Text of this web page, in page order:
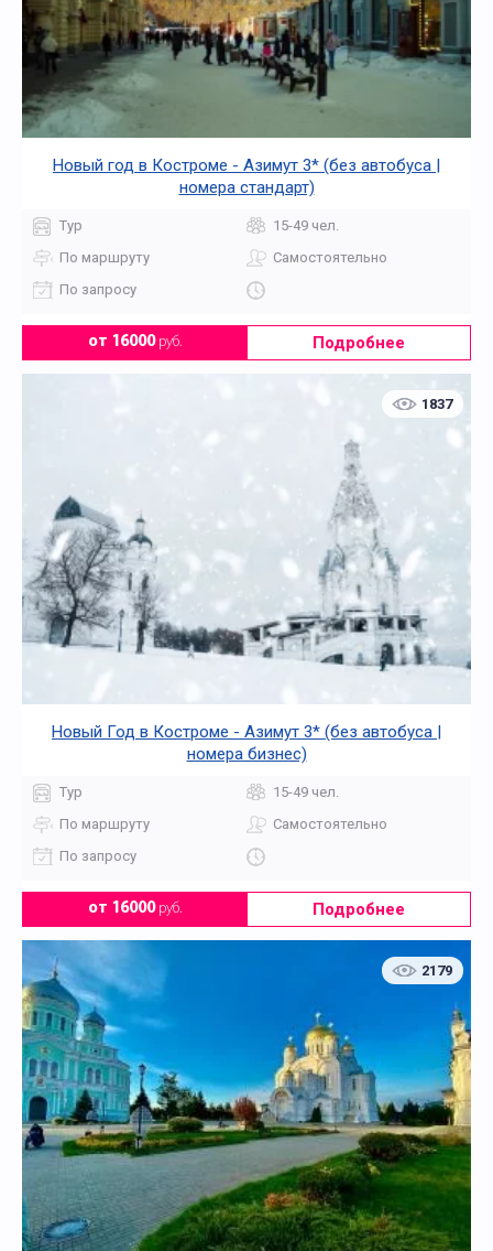
Новый год в Костроме - Азимут 3* (без автобуса |
номера стандарт)
Тур
15-49 чел.
По маршруту
Самостоятельно
По запросу
от 16000руб. Подробнее
1837
Новый Год в Костроме - Азимут 3* (без автобуса |
номера бизнес)
Тур
15-49 чел.
По маршруту
Самостоятельно
По запросу
от 16000руб. Подробнее
2179